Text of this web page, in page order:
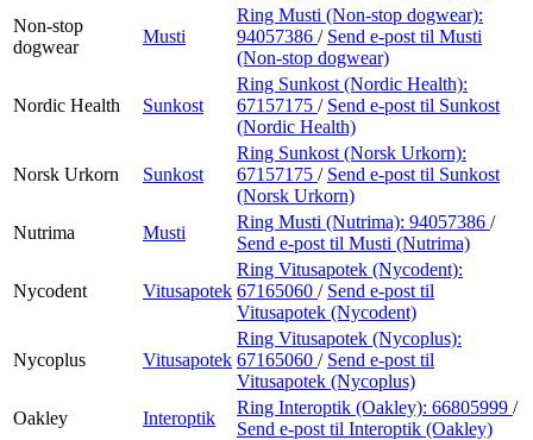
Non-stop
dogwear
Musti
Ring Musti (Non-stop dogwear):
94057386 / Send e-post til Musti
(Non-stop dogwear)
Nordic Health Sunkost
Ring Sunkost (Nordic Health):
67157175 / Send e-post til Sunkost
(Nordic Health)
Norsk Urkorn Sunkost
Ring Sunkost (Norsk Urkorn):
67157175 / Send e-post til Sunkost
(Norsk Urkorn)
Nutrima
Musti
Ring Musti (Nutrima): 94057386 /
Send e-post til Musti (Nutrima)
Nycodent Vitusapotek
Ring Vitusapotek (Nycodent):
67165060 / Send e-post til
Vitusapotek (Nycodent)
Nycoplus Vitusapotek
Ring Vitusapotek (Nycoplus):
67165060 / Send e-post til
Vitusapotek (Nycoplus)
Oakley
Interoptik
Ring Interoptik (Oakley): 66805999 /
Send e-post til Interoptik (Oakley)